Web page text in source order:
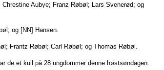
Aubye; Franz Røbøl; Lars Svenerød; og
og [NN] Hansen.
Frantz Røbøl; Carl Røbøl; og Thomas Røbøl.
de et kull på 28 ungdommer denne høstsøndagen.